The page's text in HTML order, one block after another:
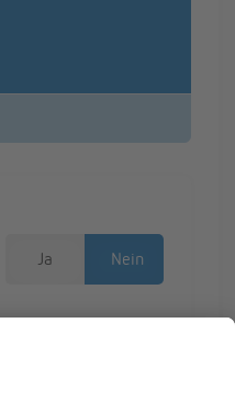
Ja Nein